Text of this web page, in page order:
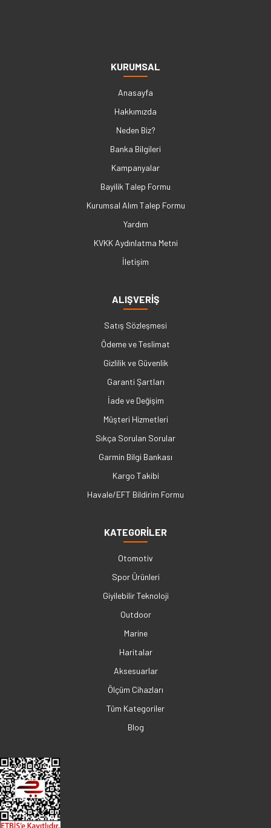
KURUMSAL
Anasayfa
Hakkımızda
Neden Biz?
Banka Bilgileri
Kampanyalar
Bayilik Talep Formu
Kurumsal Alım Talep Formu
Yardım
KVKK Aydınlatma Metni
İletişim
ALIŞVERİŞ
Satış Sözleşmesi
Ödeme ve Teslimat
Gizlilik ve Güvenlik
Garanti Şartları
İade ve Değişim
Müşteri Hizmetleri
Sıkça Sorulan Sorular
Garmin Bilgi Bankası
Kargo Takibi
Havale/EFT Bildirim Formu
KATEGORİLER
Otomotiv
Spor Ürünleri
Giyilebilir Teknoloji
Outdoor
Marine
Haritalar
Aksesuarlar
Ölçüm Cihazları
Tüm Kategoriler
Blog